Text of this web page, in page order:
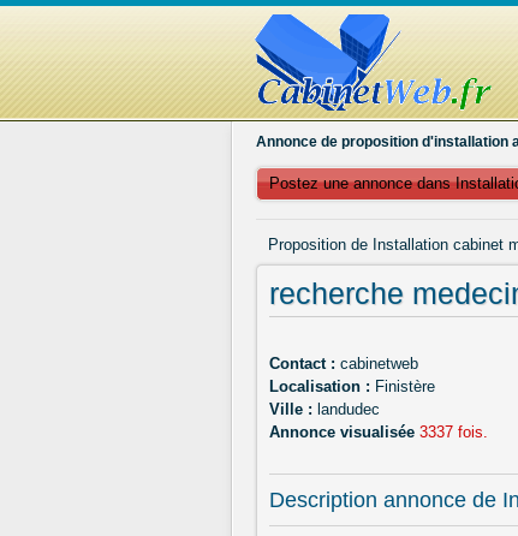
Annonce de proposition d'installation
Postez une annonce dans
Proposition de Installation cabinet
recherche
Contact : cabinetweb
Localisation : Finistère
Ville : landudec
Annonce visualisée 3337 fois.
Description annonce de